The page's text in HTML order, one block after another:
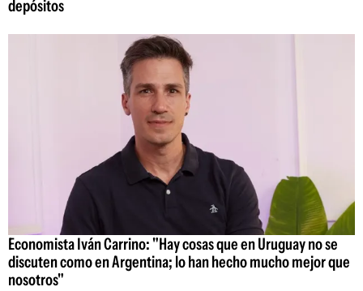
depósitos
Economista Iván Carrino: "Hay cosas que en Uruguay no se
discuten como en Argentina; lo han hecho mucho mejor que
nosotros"